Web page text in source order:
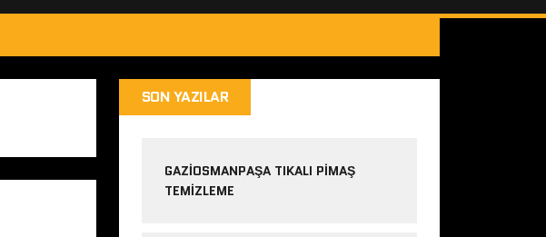
SON YAZILAR
GAZIOSMANPAŞA TIKALI PIMAŞ
TEMIZLEME